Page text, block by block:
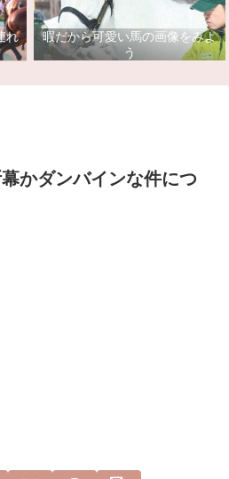
れ
暇だから可愛い馬の画像をみよ
う
かダンバインな件につ